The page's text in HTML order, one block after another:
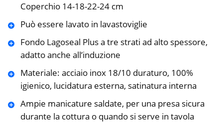
Coperchio 14-18-22-24 cm
Può essere lavato in lavastoviglie
Fondo Lagoseal Plus a tre strati ad alto spessore,
adatto anche all’induzione
Materiale: acciaio inox 18/10 duraturo, 100%
igienico, lucidatura esterna, satinatura interna
Ampie manicature saldate, per una presa sicura
durante la cottura o quando si serve in tavola